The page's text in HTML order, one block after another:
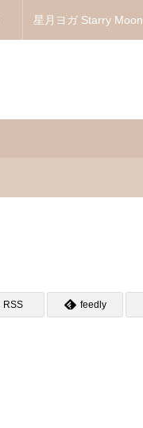
星月ヨガ Starry Moon
RSS feedly